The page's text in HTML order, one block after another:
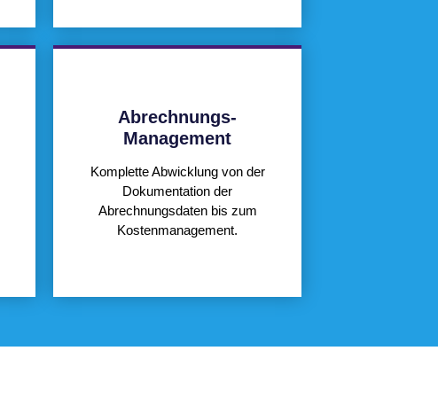
Abrechnungs-
Management
Komplette Abwicklung von der
Dokumentation der
Abrechnungsdaten bis zum
Kostenmanagement.